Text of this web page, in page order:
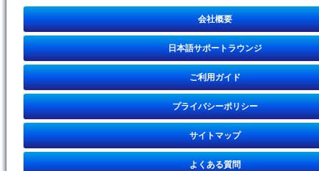
会社概要
日本語サポートラウンジ
ご利用ガイド
プライバシーポリシー
サイトマップ
よくある質問